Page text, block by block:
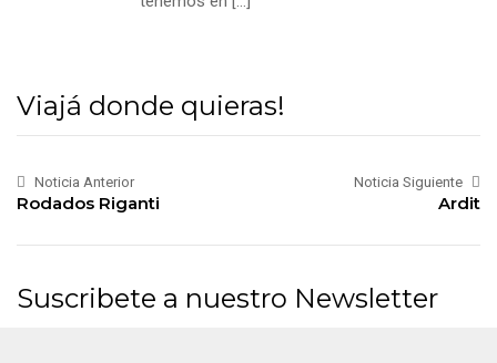
Viajá donde quieras!
Noticia Anterior
Rodados Riganti
Noticia Siguiente
Ardit
Suscribete a nuestro Newsletter